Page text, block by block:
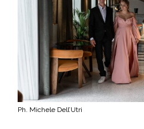
Ph. Michele Dell’Utri